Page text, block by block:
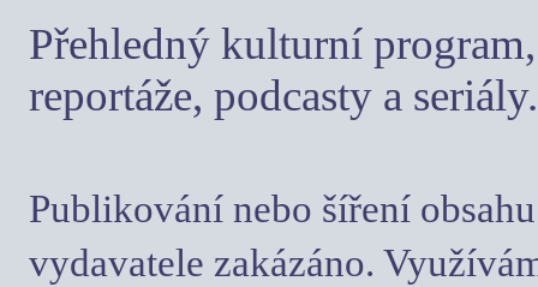
Přehledný kulturní
reportáže, podcasty a seriály.
Publikování nebo šíření
vydavatele zakázáno.